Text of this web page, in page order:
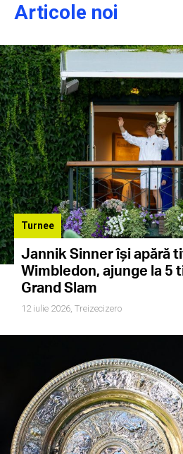
Articole noi
Turnee
Jannik Sinner își apără
Wimbledon, ajunge la 5
Grand Slam
12 iulie 2026, Treizecizero